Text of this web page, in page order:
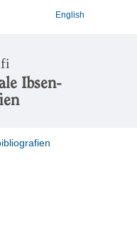
English
Ibsen-